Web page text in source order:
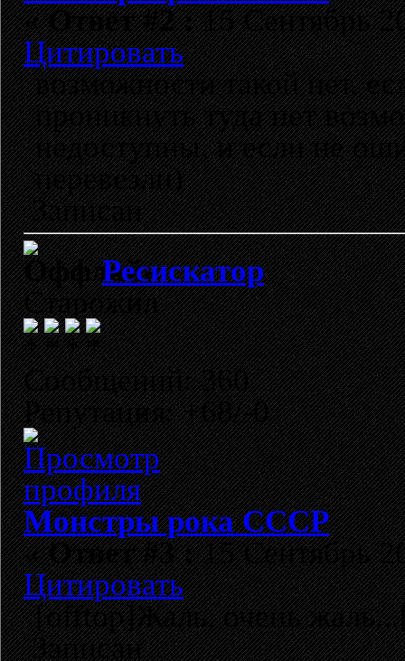
«Ответ #2 :15 Сентябрь
Цитировать
возможности такой нет,
проникнуть туда нет
недоступны, и если не
перевезли)
Записан
Ресискатор
Старожил
Сообщений: 360
Репутация: +68/-0
Монстры рока СССР
«Ответ #3 :15 Сентябрь
Цитировать
[offtop]Жаль, очень
Записан